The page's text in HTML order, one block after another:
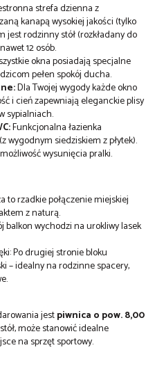
strefa dzienna z
kanapą wysokiej jakości (tylko
jest rodzinny stół (rozkładany do
12 osób.
okna posiadają specjalne
pełen spokój ducha.
Dla Twojej wygody każde okno
i cień zapewniają eleganckie plisy
sypialniach.
Funkcjonalna łazienka
wygodnym siedziskiem z płytek).
wysunięcia pralki.
to rzadkie połączenie miejskiej
z naturą.
balkon wychodzi na urokliwy lasek
Po drugiej stronie bloku
– idealny na rodzinne spacery,
jestpiwnica o pow.8,00
może stanowić idealne
na sprzęt sportowy.